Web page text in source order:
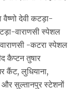
वैष्णो देवी कटड़ा-
वाराणसी स्पेशल
-कटरा स्पेशल
कैप्टन तुषार
कैंट, लुधियाना,
और सुल्तानपुर स्टेशनों